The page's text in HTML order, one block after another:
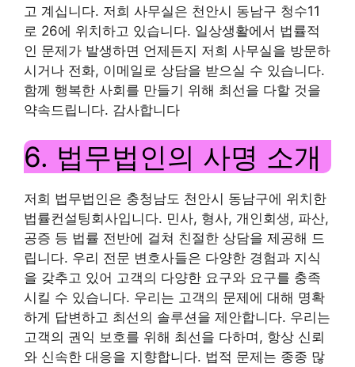
고 계십니다. 저희 사무실은 천안시 동남구 청수11
로 26에 위치하고 있습니다. 일상생활에서 법률적
인 문제가 발생하면 언제든지 저희 사무실을 방문하
시거나 전화, 이메일로 상담을 받으실 수 있습니다.
함께 행복한 사회를 만들기 위해 최선을 다할 것을
약속드립니다. 감사합니다
6. 법무법인의 사명 소개
저희 법무법인은 충청남도 천안시 동남구에 위치한
법률컨설팅회사입니다. 민사, 형사, 개인회생, 파산,
공증 등 법률 전반에 걸쳐 친절한 상담을 제공해 드
립니다. 우리 전문 변호사들은 다양한 경험과 지식
을 갖추고 있어 고객의 다양한 요구와 요구를 충족
시킬 수 있습니다. 우리는 고객의 문제에 대해 명확
하게 답변하고 최선의 솔루션을 제안합니다. 우리는
고객의 권익 보호를 위해 최선을 다하며, 항상 신뢰
와 신속한 대응을 지향합니다. 법적 문제는 종종 많